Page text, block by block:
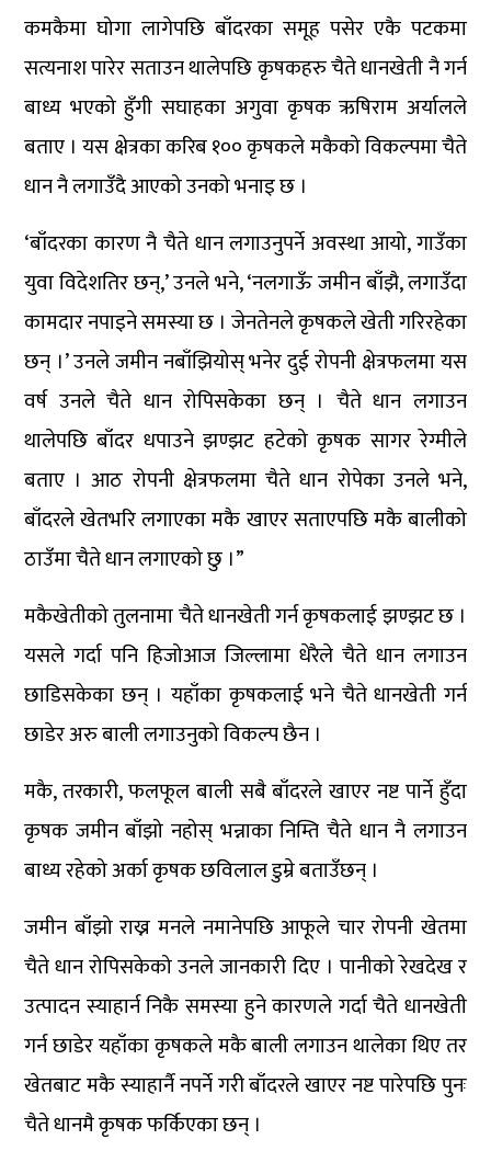
कमकैमा घोगा लागेपछि बाँदरका समूह पसेर एकै पटकमा
सत्यनाश पारेर सताउन थालेपछि कृषकहरु चैते धानखेती नै गर्न
बाध्य भएको हुँगी सघाहका अगुवा कृषक ऋषिराम अर्यालले
बताए । यस क्षेत्रका करिब १०० कृषकले मकैको विकल्पमा चैते
धान नै लगाउँदै आएको उनको भनाइ छ ।
‘बाँदरका कारण नै चैते धान लगाउनुपर्ने अवस्था आयो, गाउँका
युवा विदेशतिर छन्,’ उनले भने, ‘नलगाऊँ जमीन बाँझै, लगाउँदा
कामदार नपाइने समस्या छ । जेनतेनले कृषकले खेती गरिरहेका
छन् ।’ उनले जमीन नबाँझियोस् भनेर दुई रोपनी क्षेत्रफलमा यस
वर्ष उनले चैते धान रोपिसकेका छन् । चैते धान लगाउन
थालेपछि बाँदर धपाउने झण्झट हटेको कृषक सागर रेग्मीले
बताए । आठ रोपनी क्षेत्रफलमा चैते धान रोपेका उनले भने,
बाँदरले खेतभरि लगाएका मकै खाएर सताएपछि मकै बालीको
ठाउँमा चैते धान लगाएको छु ।”
मकैखेतीको तुलनामा चैते धानखेती गर्न कृषकलाई झण्झट छ ।
यसले गर्दा पनि हिजोआज जिल्लामा धेरैले चैते धान लगाउन
छाडिसकेका छन् । यहाँका कृषकलाई भने चैते धानखेती गर्न
छाडेर अरु बाली लगाउनुको विकल्प छैन ।
मकै, तरकारी, फलफूल बाली सबै बाँदरले खाएर नष्ट पार्ने हुँदा
कृषक जमीन बाँझो नहोस् भन्नाका निम्ति चैते धान नै लगाउन
बाध्य रहेको अर्का कृषक छविलाल डुम्रे बताउँछन् ।
जमीन बाँझो राख्न मनले नमानेपछि आफूले चार रोपनी खेतमा
चैते धान रोपिसकेको उनले जानकारी दिए । पानीको रेखदेख र
उत्पादन स्याहार्न निकै समस्या हुने कारणले गर्दा चैते धानखेती
गर्न छाडेर यहाँका कृषकले मकै बाली लगाउन थालेका थिए तर
खेतबाट मकै स्याहार्नै नपर्ने गरी बाँदरले खाएर नष्ट पारेपछि पुनः
चैते धानमै कृषक फर्किएका छन् ।